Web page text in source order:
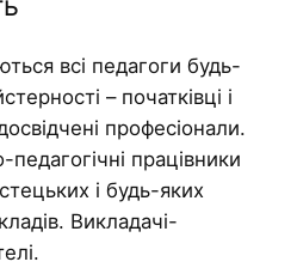
всі педагоги будь-
– початківці і
професіонали.
педагогічні працівники
і будь-яких
Викладачі-